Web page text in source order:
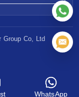
Group Co, Ltd
WhatsApp